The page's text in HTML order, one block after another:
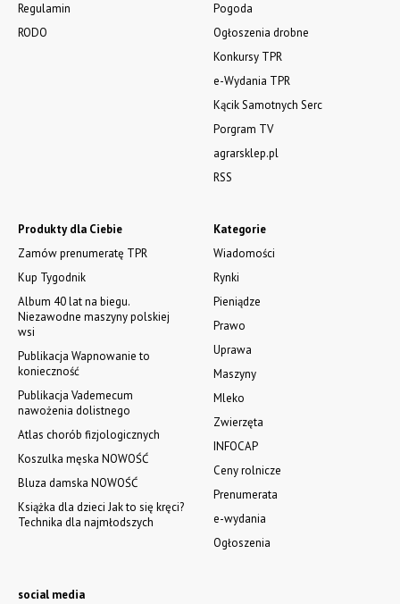
Regulamin
RODO
Kategorie
Wiadomości
Rynki
Pieniądze
Prawo
Uprawa
Maszyny
Mleko
Zwierzęta
INFOCAP
Ceny rolnicze
Prenumerata
e-wydania
Ogłoszenia
Produkty dla Ciebie
Zamów prenumeratę TPR
Kup Tygodnik
Album 40 lat na biegu.
Niezawodne maszyny polskiej
wsi
Publikacja Wapnowanie to
konieczność
Publikacja Vademecum
nawożenia dolistnego
Atlas chorób fizjologicznych
Koszulka męska NOWOŚĆ
Bluza damska NOWOŚĆ
Książka dla dzieci Jak to się kręci?
Technika dla najmłodszych
Pogoda
Ogłoszenia drobne
Konkursy TPR
e-Wydania TPR
Kącik Samotnych Serc
Porgram TV
agrarsklep.pl
RSS
social media